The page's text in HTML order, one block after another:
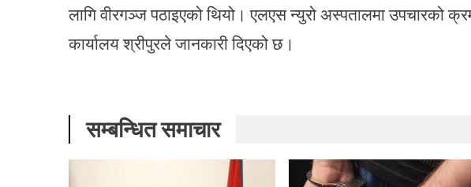
लागि वीरगञ्ज पठाइएको थियो। एलएस न्युरो अस्पतालमा उपचारको
कार्यालय श्रीपुरले जानकारी दिएको छ।
सम्बन्धित समाचार